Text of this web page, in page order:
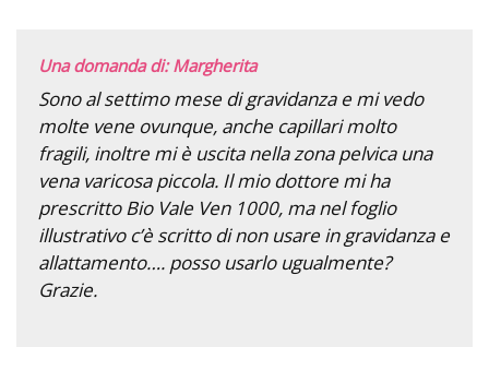
Una domanda di: Margherita
Sono al settimo mese di gravidanza e mi vedo
molte vene ovunque, anche capillari molto
fragili, inoltre mi è uscita nella zona pelvica una
vena varicosa piccola. Il mio dottore mi ha
prescritto Bio Vale Ven 1000, ma nel foglio
illustrativo c’è scritto di non usare in gravidanza e
allattamento…. posso usarlo ugualmente?
Grazie.